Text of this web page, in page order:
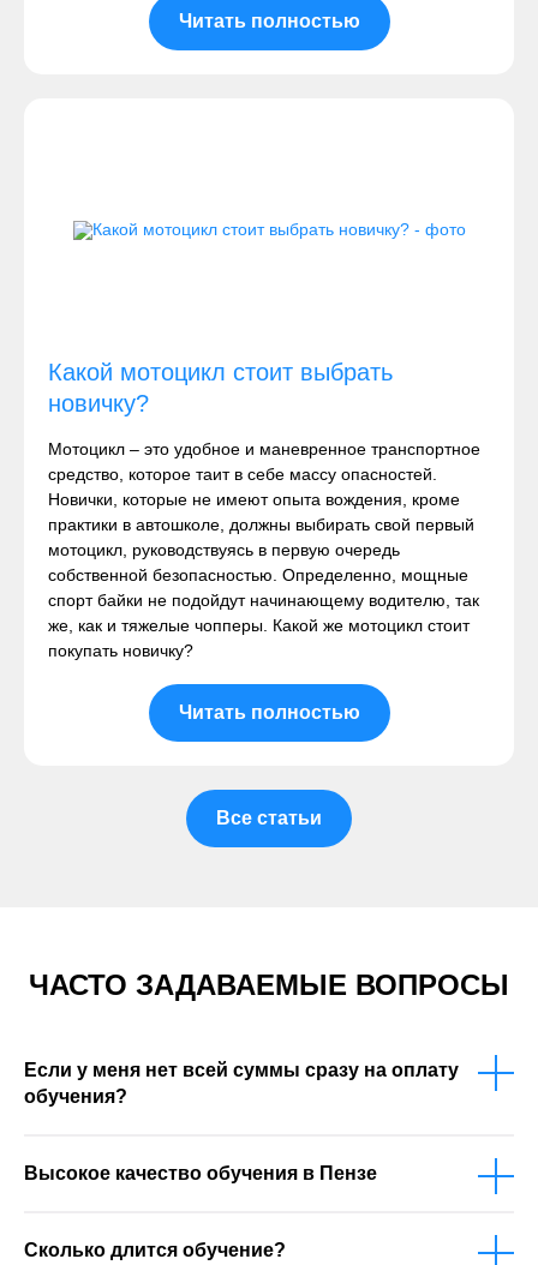
Читать полностью
Какой мотоцикл стоит выбрать
новичку?
Мотоцикл – это удобное и маневренное транспортное
средство, которое таит в себе массу опасностей.
Новички, которые не имеют опыта вождения, кроме
практики в автошколе, должны выбирать свой первый
мотоцикл, руководствуясь в первую очередь
собственной безопасностью. Определенно, мощные
спорт байки не подойдут начинающему водителю, так
же, как и тяжелые чопперы. Какой же мотоцикл стоит
покупать новичку?
Читать полностью
Все статьи
ЧАСТО ЗАДАВАЕМЫЕ ВОПРОСЫ
Если у меня нет всей суммы сразу на оплату
обучения?
Высокое качество обучения в Пензе
Сколько длится обучение?